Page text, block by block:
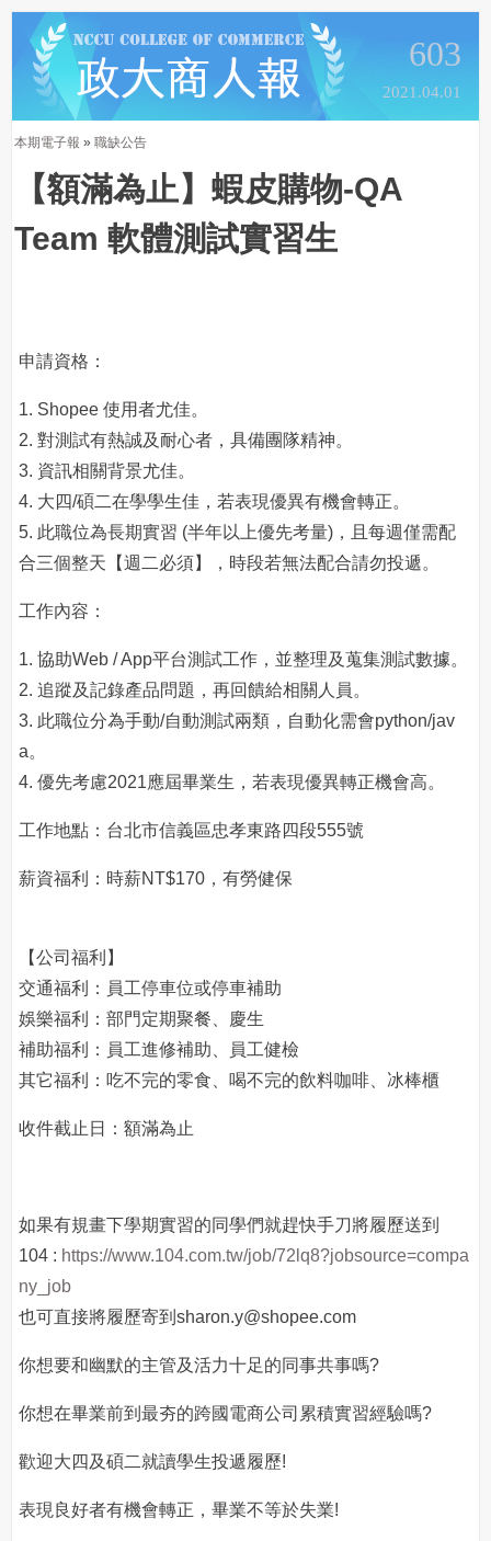
603
2021.04.01
本期電子報 » 職缺公告
【額滿為止】蝦皮購物-QA
Team 軟體測試實習生
申請資格：
1. Shopee 使用者尤佳。
2. 對測試有熱誠及耐心者，具備團隊精神。
3. 資訊相關背景尤佳。
4. 大四/碩二在學學生佳，若表現優異有機會轉正。
5. 此職位為長期實習 (半年以上優先考量)，且每週僅需配
合三個整天【週二必須】，時段若無法配合請勿投遞。
工作內容：
1. 協助Web / App平台測試工作，並整理及蒐集測試數據。
2. 追蹤及記錄產品問題，再回饋給相關人員。
3. 此職位分為手動/自動測試兩類，自動化需會python/jav
a。
4. 優先考慮2021應屆畢業生，若表現優異轉正機會高。
工作地點：台北市信義區忠孝東路四段555號
薪資福利：時薪NT$170，有勞健保
【公司福利】
交通福利：員工停車位或停車補助
娛樂福利：部門定期聚餐、慶生
補助福利：員工進修補助、員工健檢
其它福利：吃不完的零食、喝不完的飲料咖啡、冰棒櫃
收件截止日：額滿為止
如果有規畫下學期實習的同學們就趕快手刀將履歷送到
104 : https://www.104.com.tw/job/72lq8?jobsource=compa
ny_job
也可直接將履歷寄到sharon.y@shopee.com
你想要和幽默的主管及活力十足的同事共事嗎?
你想在畢業前到最夯的跨國電商公司累積實習經驗嗎?
歡迎大四及碩二就讀學生投遞履歷!
表現良好者有機會轉正，畢業不等於失業!